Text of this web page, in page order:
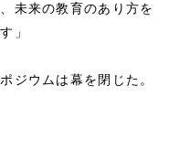
未来の教育のあり方を
」
ジウムは幕を閉じた。